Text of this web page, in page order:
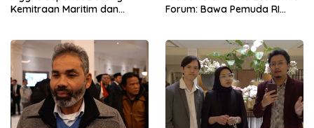
Kemitraan Maritim dan
Forum: Bawa Pemuda RI